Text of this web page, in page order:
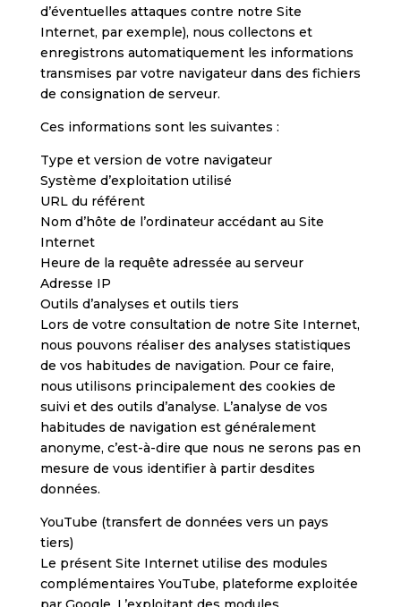
d’éventuelles attaques contre notre Site
Internet, par exemple), nous collectons et
enregistrons automatiquement les informations
transmises par votre navigateur dans des fichiers
de consignation de serveur.
Ces informations sont les suivantes :
Type et version de votre navigateur
Système d’exploitation utilisé
URL du référent
Nom d’hôte de l’ordinateur accédant au Site
Internet
Heure de la requête adressée au serveur
Adresse IP
Outils d’analyses et outils tiers
Lors de votre consultation de notre Site Internet,
nous pouvons réaliser des analyses statistiques
de vos habitudes de navigation. Pour ce faire,
nous utilisons principalement des cookies de
suivi et des outils d’analyse. L’analyse de vos
habitudes de navigation est généralement
anonyme, c’est-à-dire que nous ne serons pas en
mesure de vous identifier à partir desdites
données.
YouTube (transfert de données vers un pays
tiers)
Le présent Site Internet utilise des modules
complémentaires YouTube, plateforme exploitée